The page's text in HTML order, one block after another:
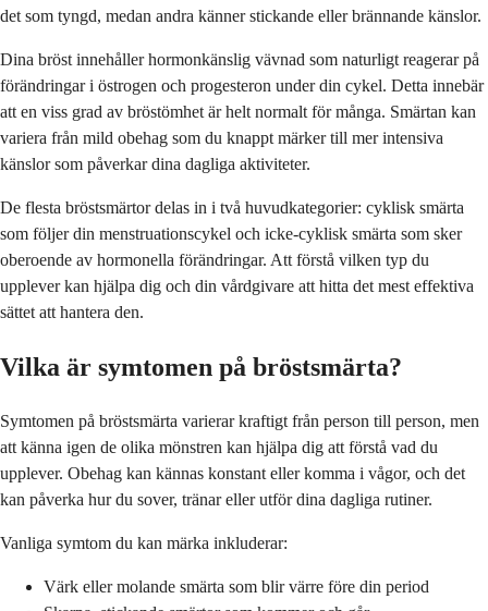
det som tyngd, medan andra känner stickande eller brännande känslor.
Dina bröst innehåller hormonkänslig vävnad som naturligt reagerar på
förändringar i östrogen och progesteron under din cykel. Detta innebär
att en viss grad av bröstömhet är helt normalt för många. Smärtan kan
variera från mild obehag som du knappt märker till mer intensiva
känslor som påverkar dina dagliga aktiviteter.
De flesta bröstsmärtor delas in i två huvudkategorier: cyklisk smärta
som följer din menstruationscykel och icke-cyklisk smärta som sker
oberoende av hormonella förändringar. Att förstå vilken typ du
upplever kan hjälpa dig och din vårdgivare att hitta det mest effektiva
sättet att hantera den.
Vilka är symtomen på bröstsmärta?
Symtomen på bröstsmärta varierar kraftigt från person till person, men
att känna igen de olika mönstren kan hjälpa dig att förstå vad du
upplever. Obehag kan kännas konstant eller komma i vågor, och det
kan påverka hur du sover, tränar eller utför dina dagliga rutiner.
Vanliga symtom du kan märka inkluderar:
Värk eller molande smärta som blir värre före din period